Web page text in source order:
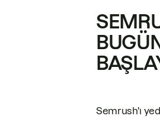
BUGÜN
Semrush'ı